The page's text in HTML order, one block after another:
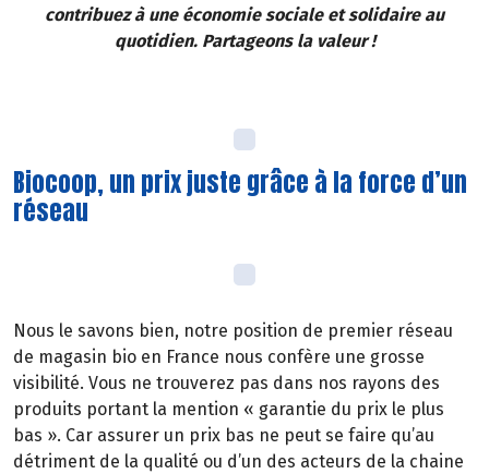
contribuez à une économie sociale et solidaire au
quotidien. Partageons la valeur !
Biocoop, un prix juste grâce à la force d’un
réseau
Nous le savons bien, notre position de premier réseau
de magasin bio en France nous confère une grosse
visibilité. Vous ne trouverez pas dans nos rayons des
produits portant la mention « garantie du prix le plus
bas ». Car assurer un prix bas ne peut se faire qu’au
détriment de la qualité ou d’un des acteurs de la chaine